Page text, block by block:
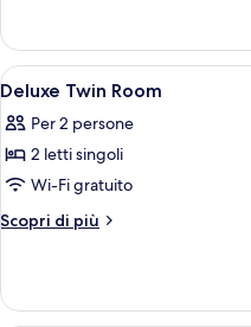
Deluxe,
letto
Apri
tutte
le
foto
per
Deluxe
4
Deluxe Twin Room
Per 2 persone
2 letti singoli
Wi-Fi gratuito
Scopri di più
Altri
Twin